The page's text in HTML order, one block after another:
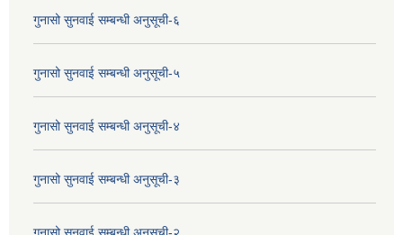
गुनासो सुनवाई सम्बन्धी अनुसूची-६
गुनासो सुनवाई सम्बन्धी अनुसूची-५
गुनासो सुनवाई सम्बन्धी अनुसूची-४
गुनासो सुनवाई सम्बन्धी अनुसूची-३
गुनासो सुनवाई सम्बन्धी अनुसूची-२